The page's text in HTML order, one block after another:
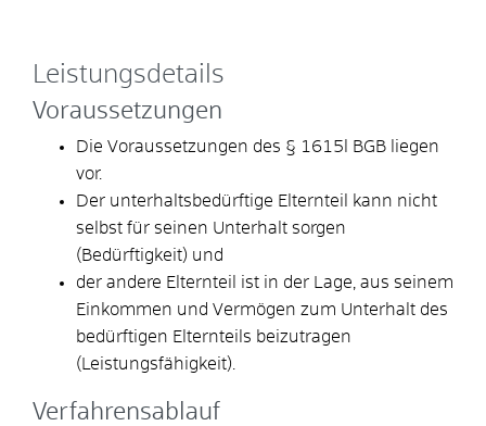
Leistungsdetails
Voraussetzungen
Die Voraussetzungen des § 1615l BGB liegen
vor.
Der unterhaltsbedürftige Elternteil kann nicht
selbst für seinen Unterhalt sorgen
(Bedürftigkeit) und
der andere Elternteil ist in der Lage, aus seinem
Einkommen und Vermögen zum Unterhalt des
bedürftigen Elternteils beizutragen
(Leistungsfähigkeit).
Verfahrensablauf